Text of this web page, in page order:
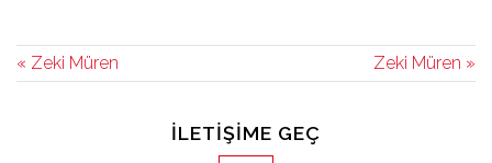
« Zeki Müren Zeki Müren »
İLETIŞIME GEÇ